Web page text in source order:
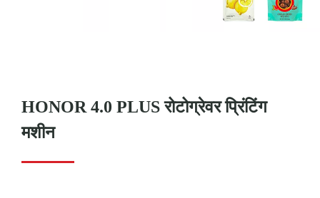
HONOR 4.0 PLUS रोटोग्रेवर प्रिंटिंग
मशीन